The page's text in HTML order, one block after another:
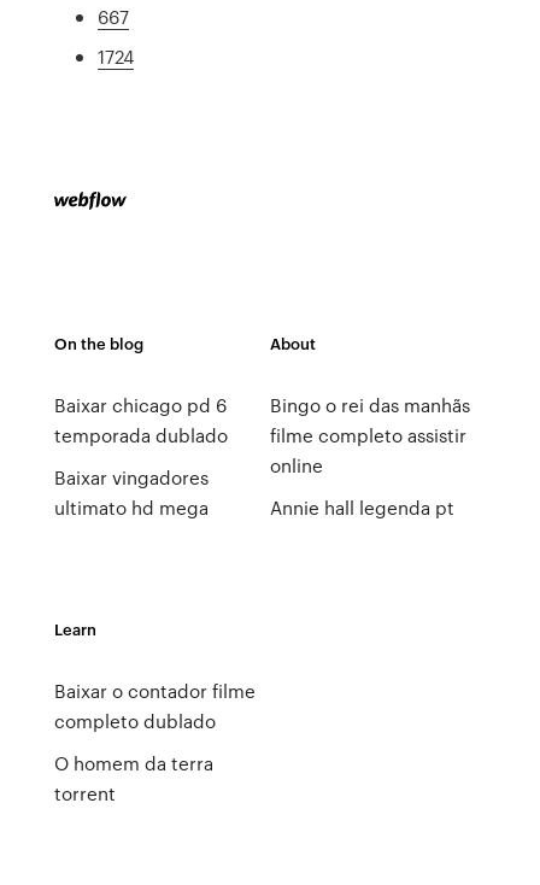
667
1724
On the blog
Baixar chicago pd 6
temporada dublado
Baixar vingadores
ultimato hd mega
About
Bingo o rei das manhãs
filme completo assistir
online
Annie hall legenda pt
Learn
Baixar o contador filme
completo dublado
O homem da terra
torrent